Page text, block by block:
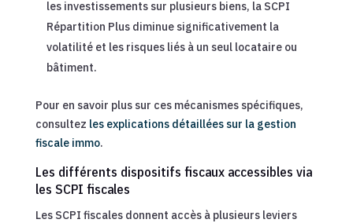
les investissements sur plusieurs biens, la SCPI
Répartition Plus diminue significativement la
volatilité et les risques liés à un seul locataire ou
bâtiment.
Pour en savoir plus sur ces mécanismes spécifiques,
consultez les explications détaillées sur la gestion
fiscale immo.
Les différents dispositifs fiscaux accessibles via
les SCPI fiscales
Les SCPI fiscales donnent accès à plusieurs leviers